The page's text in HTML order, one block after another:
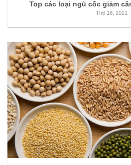
Top các loại ngũ cốc giảm
Th6 18, 2021